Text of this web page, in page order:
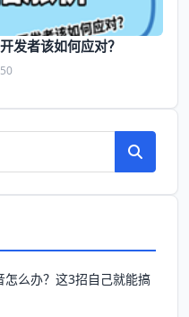
发者该如何应对？
么办？这3招自己就能搞